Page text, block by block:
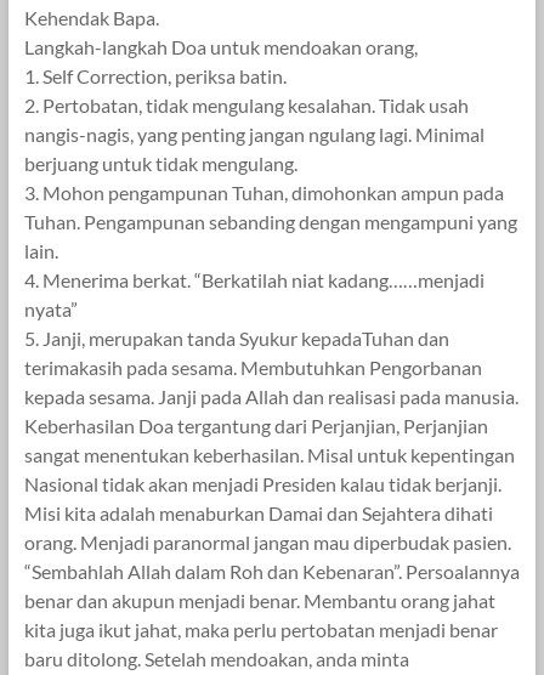
Kehendak Bapa.
Langkah-langkah Doa untuk mendoakan orang,
1. Self Correction, periksa batin.
2. Pertobatan, tidak mengulang kesalahan. Tidak usah
nangis-nagis, yang penting jangan ngulang lagi. Minimal
berjuang untuk tidak mengulang.
3. Mohon pengampunan Tuhan, dimohonkan ampun pada
Tuhan. Pengampunan sebanding dengan mengampuni yang
lain.
4. Menerima berkat. “Berkatilah niat kadang……menjadi
nyata”
5. Janji, merupakan tanda Syukur kepadaTuhan dan
terimakasih pada sesama. Membutuhkan Pengorbanan
kepada sesama. Janji pada Allah dan realisasi pada manusia.
Keberhasilan Doa tergantung dari Perjanjian, Perjanjian
sangat menentukan keberhasilan. Misal untuk kepentingan
Nasional tidak akan menjadi Presiden kalau tidak berjanji.
Misi kita adalah menaburkan Damai dan Sejahtera dihati
orang. Menjadi paranormal jangan mau diperbudak pasien.
“Sembahlah Allah dalam Roh dan Kebenaran”. Persoalannya
benar dan akupun menjadi benar. Membantu orang jahat
kita juga ikut jahat, maka perlu pertobatan menjadi benar
baru ditolong. Setelah mendoakan, anda minta